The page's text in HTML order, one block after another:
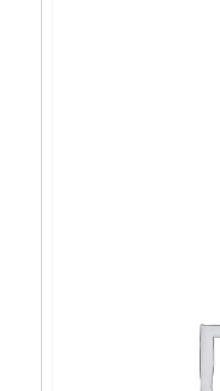
8840HS/